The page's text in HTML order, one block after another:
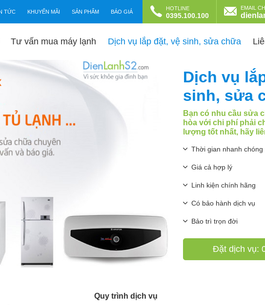
TỨC KHUYẾN MÃI SẢN PHẨM BÁO GIÁ
HOTLINE
0395.100.100
EMAIL
Tư vấn mua máy lạnh Dịch vụ lắp đặt, vệ sinh, sửa chữa
Dịch vụ
sinh, sửa
Bạn có nhu cầu sửa
hòa với chi phí phải
lượng tốt nhất, hãy
Thời gian nhanh chóng
Giá cả hợp lý
Linh kiện chính hãng
Có bảo hành dịch vụ
Bảo trì trọn đời
Đặt dịch vụ:
Quy trình dịch vụ